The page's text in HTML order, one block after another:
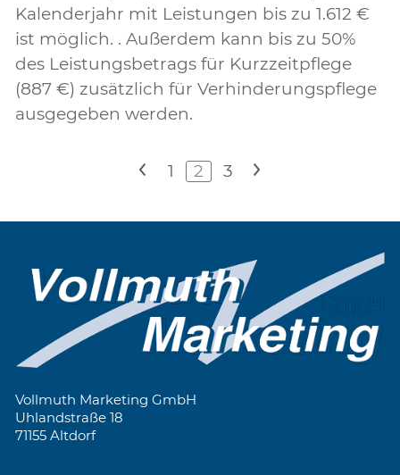
Kalenderjahr mit Leistungen bis zu 1.612 €
ist möglich. . Außerdem kann bis zu 50%
des Leistungsbetrags für Kurzzeitpflege
(887 €) zusätzlich für Verhinderungspflege
ausgegeben werden.
< 1 2 3 >
Vollmuth Marketing GmbH
Uhlandstraße 18
71155 Altdorf